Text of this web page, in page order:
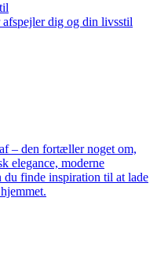
dig og din livsstil
– den fortæller noget om,
elegance, moderne
du finde inspiration til at lade